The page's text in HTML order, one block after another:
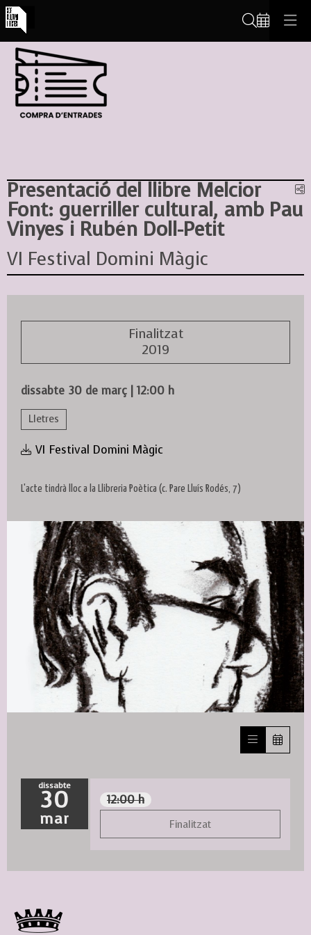
Presentació del llibre Melcior
Font: guerriller cultural, amb Pau
Vinyes i Rubén Doll-Petit
VI Festival Domini Màgic
Finalitzat
2019
dissabte 30 de març | 12:00 h
Lletres
VI Festival Domini Màgic
L'acte tindrà lloc a la Llibreria Poètica (c. Pare Lluís Rodés, 7)
dissabte
30
mar
12:00 h
Finalitzat